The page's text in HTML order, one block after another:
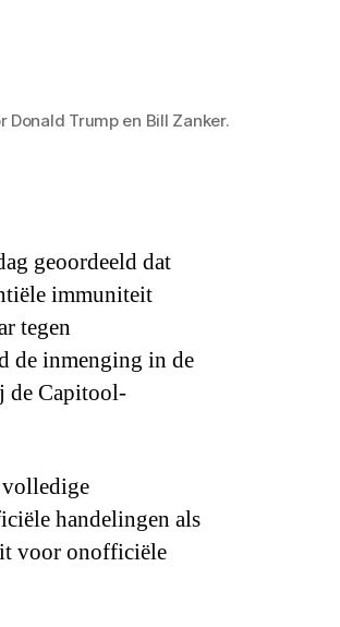
Donald Trump en Bill Zanker.
geoordeeld dat
immuniteit
tegen
de inmenging in de
de Capitool-
handelingen als
voor onofficiële